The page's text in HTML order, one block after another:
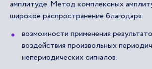
амплитуде. Метод комплексных
широкое распространение благодаря:
возможности применения
воздействия произвольных
непериодических сигналов.